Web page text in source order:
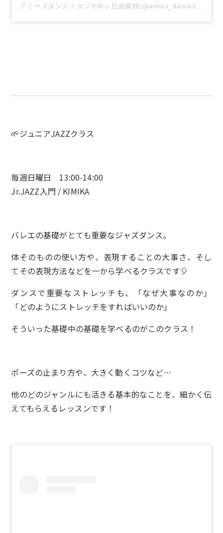
アミーズダンススタジオ向ヶ丘遊園校(@amies_dancestudio)がシェアした投稿
🌱ジュニアJAZZクラス
毎週日曜日 13:00-14:00
Jr.JAZZ入門 / KIMIKA
バレエの基礎がとても重要なジャズダンス。
体そのものの使い方や、表現することの大事さ、そし
てその表現方法などを一から学べるクラスです🎈
ダンスで重要なストレッチも、「なぜ大事なのか」
「どのようにストレッチをすればいいのか」
そういった基礎中の基礎を学べるのがこのクラス！
ポーズの止まり方や、大きく動くコツなど…
他のどのジャンルにも活きる基本的なことを、細かく伝
えてもらえるレッスンです！